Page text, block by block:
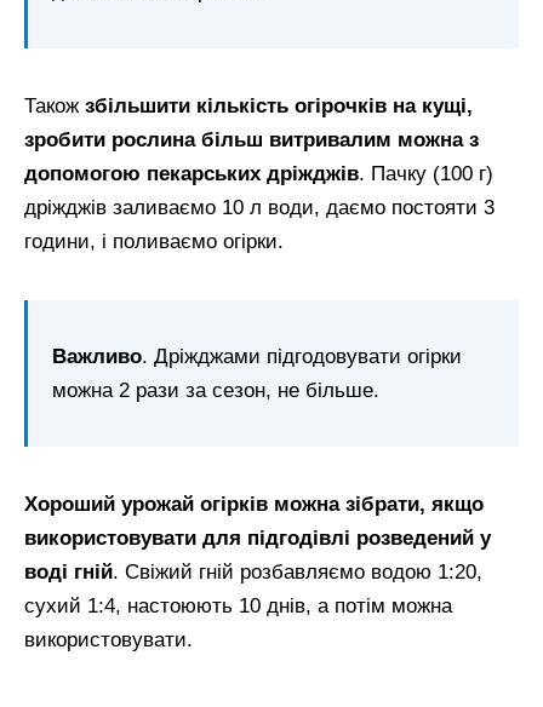
Також збільшити кількість огірочків на кущі,
зробити рослина більш витривалим можна з
допомогою пекарських дріжджів. Пачку (100 г)
дріжджів заливаємо 10 л води, даємо постояти 3
години, і поливаємо огірки.
Важливо. Дріжджами підгодовувати огірки
можна 2 рази за сезон, не більше.
Хороший урожай огірків можна зібрати, якщо
використовувати для підгодівлі розведений у
воді гній. Свіжий гній розбавляємо водою 1:20,
сухий 1:4, настоюють 10 днів, а потім можна
використовувати.